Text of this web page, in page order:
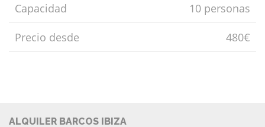
Capacidad 10 personas
Precio desde 480€
ALQUILER BARCOS IBIZA